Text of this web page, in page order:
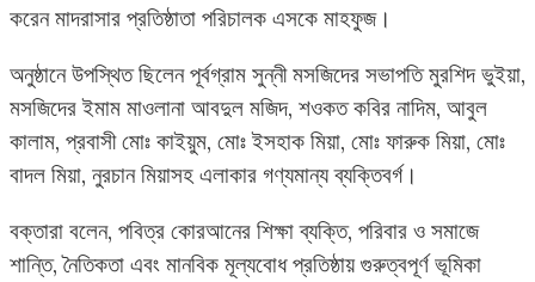
করেন মাদরাসার প্রতিষ্ঠাতা পরিচালক এসকে মাহফুজ।
অনুষ্ঠানে উপস্থিত ছিলেন পূর্বগ্রাম সুন্নী মসজিদের সভাপতি মুরশিদ ভুইয়া,
মসজিদের ইমাম মাওলানা আবদুল মজিদ, শওকত কবির নাদিম, আবুল
কালাম, প্রবাসী মোঃ কাইয়ুম, মোঃ ইসহাক মিয়া, মোঃ ফারুক মিয়া, মোঃ
বাদল মিয়া, নুরচান মিয়াসহ এলাকার গণ্যমান্য ব্যক্তিবর্গ।
বক্তারা বলেন, পবিত্র কোরআনের শিক্ষা ব্যক্তি, পরিবার ও সমাজে
শান্তি, নৈতিকতা এবং মানবিক মূল্যবোধ প্রতিষ্ঠায় গুরুত্বপূর্ণ ভূমিকা